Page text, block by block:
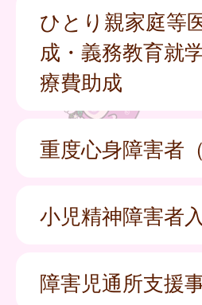
ひとり親家庭等
成・義務教育就
療費助成
重度心身障害者
小児精神障害者
障害児通所支援